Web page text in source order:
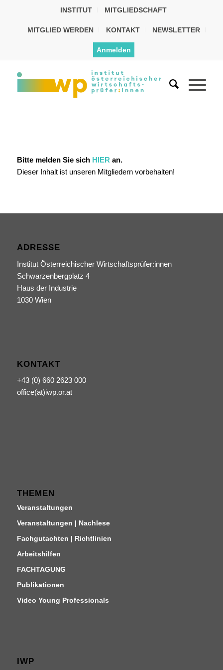
INSTITUT MITGLIEDSCHAFT
MITGLIED WERDEN KONTAKT NEWSLETTER
Anmelden
Bitte melden Sie sich HIER an.
Dieser Inhalt ist unseren Mitgliedern vorbehalten!
ADRESSE
Institut Österreichischer Wirtschaftsprüfer:innen
Schwarzenbergplatz 4
Haus der Industrie
1030 Wien
KONTAKT
+43 (0) 660 2623 000
office(at)iwp.or.at
THEMEN
Veranstaltungen
Veranstaltungen | Nachlese
Fachgutachten | Richtlinien
Arbeitshilfen
FACHTAGUNG
Publikationen
Video Young Professionals
IWP